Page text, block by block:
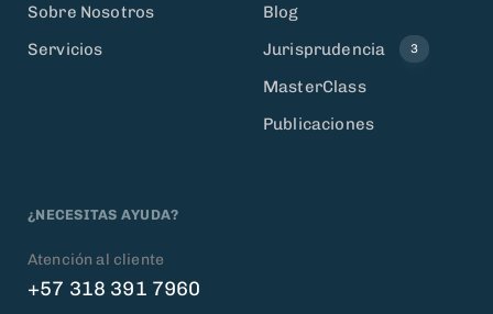
Sobre Nosotros
Servicios
Blog
Jurisprudencia
3
MasterClass
Publicaciones
¿NECESITAS AYUDA?
Atención al cliente
+57 318 391 7960